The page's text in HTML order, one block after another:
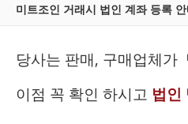
미트조인 거래시 법인 계좌 등록
당사는 판매, 구매업체
이점 꼭 확인 하시고 법인